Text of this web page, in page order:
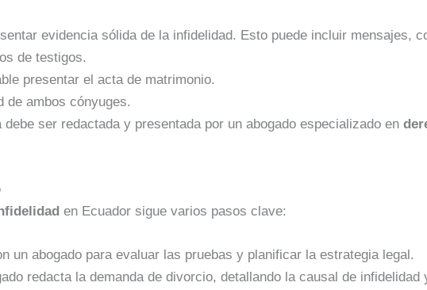
evidencia sólida de la infidelidad. Esto puede incluir mensajes,
de testigos.
presentar el acta de matrimonio.
de ambos cónyuges.
debe ser redactada y presentada por un abogado especializado en
en Ecuador sigue varios pasos clave:
un abogado para evaluar las pruebas y planificar la estrategia legal.
redacta la demanda de divorcio, detallando la causal de infidelidad